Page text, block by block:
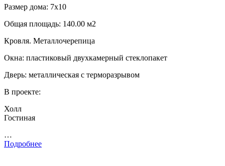
Размер дома: 7х10
Общая площадь: 140.00 м2
Кровля. Металлочерепица
Окна: пластиковый двухкамерный стеклопакет
Дверь: металлическая с терморазрывом
В проекте:
Холл
Гостиная
…
Подробнее